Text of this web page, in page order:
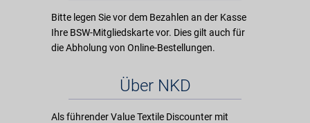
Bitte legen Sie vor dem Bezahlen an der Kasse
Ihre BSW-Mitgliedskarte vor. Dies gilt auch für
die Abholung von Online-Bestellungen.
Über NKD
Als führender Value Textile Discounter mit